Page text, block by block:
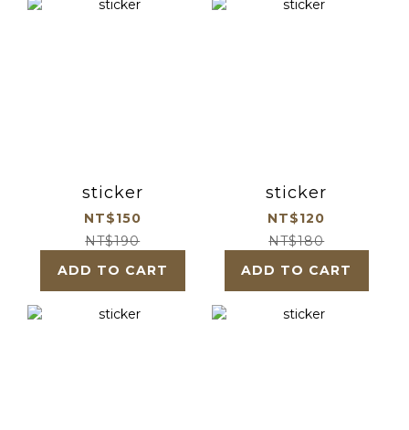
sticker
NT$150
NT$190
ADD TO CART
sticker
NT$120
NT$180
ADD TO CART